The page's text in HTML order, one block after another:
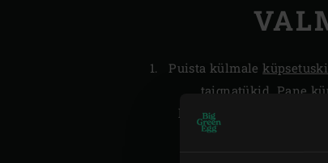
Puista külmale
taignatükid. Pane
kuppel ja küpseta